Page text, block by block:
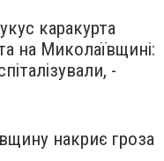
каракурта
на Миколаївщині:
-
накриє гроза